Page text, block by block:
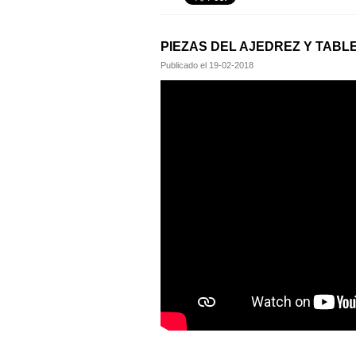
PIEZAS DEL AJEDREZ Y
Publicado el 19-02-2018